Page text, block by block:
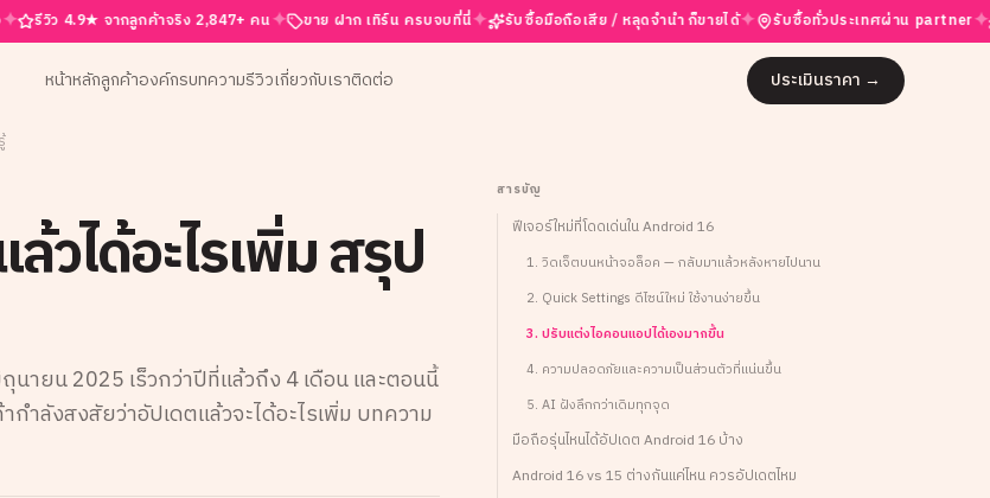
จากลูกค้าจริง 2,847+ คน✦ ขาย ฝาก เทิร์น ครบจบที่นี่✦ รับซื้อมือถือเสีย / หลุดจำนำ ก็ขายได้✦ รับซื้อทั่วประเทศผ่าน partner✦ ราคาสูงสุ
หน้าหลักลูกค้าองค์กรบทความรีวิวเกี่ยวกับเราติดต่อ ประเมินราคา →
วได้อะไรเพิ่ม สรุป
ายน 2025 เร็วกว่าปีที่แล้วถึง 4 เดือน และตอนนี้
ลังสงสัยว่าอัปเดตแล้วจะได้อะไรเพิ่ม บทความ
สารบัญ
ฟีเจอร์ใหม่ที่โดดเด่นใน Android 16
1. วิดเจ็ตบนหน้าจอล็อค — กลับมาแล้วหลังหายไปนาน
2. Quick Settings ดีไซน์ใหม่ ใช้งานง่ายขึ้น
3. ปรับแต่งไอคอนแอปได้เองมากขึ้น
4. ความปลอดภัยและความเป็นส่วนตัวที่แน่นขึ้น
5. AI ฝังลึกกว่าเดิมทุกจุด
มือถือรุ่นไหนได้อัปเดต Android 16 บ้าง
Android 16 vs 15 ต่างกันแค่ไหน ควรอัปเดตไหม